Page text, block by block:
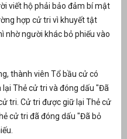
viết hộ phải bảo đảm bí mật
hợp cử tri vì khuyết tật
nhờ người khác bỏ phiếu vào
thành viên Tổ bầu cử có
Thẻ cử tri và đóng dấu "Đã
tri. Cử tri được giữ lại Thẻ cử
cử tri đã đóng dấu "Đã bỏ